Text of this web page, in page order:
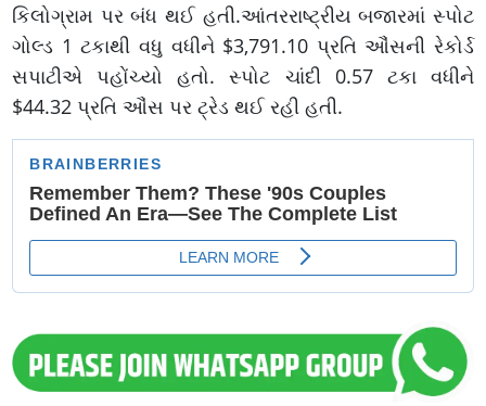
કિલોગ્રામ પર બંધ થઈ હતી.આંતરરાષ્ટ્રીય બજારમાં સ્પોટ
ગોલ્ડ 1 ટકાથી વધુ વધીને $3,791.10 પ્રતિ ઔંસની રેકોર્ડ
સપાટીએ પહોંચ્યો હતો. સ્પોટ ચાંદી 0.57 ટકા વધીને
$44.32 પ્રતિ ઔંસ પર ટ્રેડ થઈ રહી હતી.